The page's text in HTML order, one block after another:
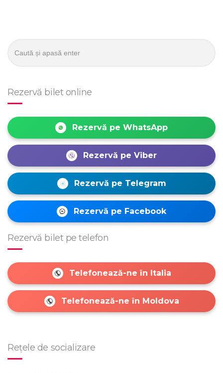
Rezervă bilet online
Rezervă pe WhatsApp
Rezervă pe Viber
Rezervă pe Telegram
Rezervă pe Facebook
Rezervă bilet pe telefon
Telefonează-ne în Italia
Telefonează-ne în Moldova
Rețele de socializare